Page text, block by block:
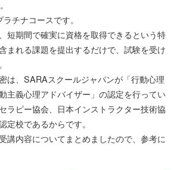
チナコースです。
短期間で確実に資格を取得できるという特
まれる課題を提出するだけで、試験を受け
は、SARAスクールジャパンが「行動心理
主義心理アドバイザー」の認定を行ってい
ラピー協会、日本インストラクター技術協
定校であるからです。
講内容についてまとめましたので、参考に